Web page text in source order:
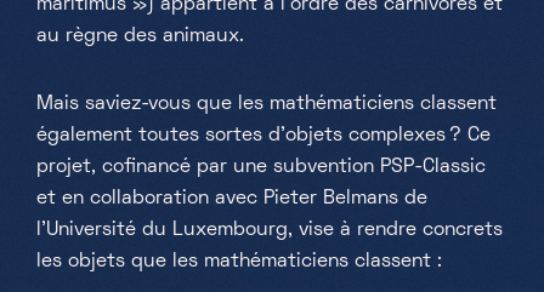
Samedi, Dimanche & jours fériés
10h-18h
maritimus ») appartient à l'ordre des carnivores et
au règne des animaux.
Mais saviez-vous que les mathématiciens classent
également toutes sortes d'objets complexes ? Ce
projet, cofinancé par une subvention PSP-Classic
et en collaboration avec Pieter Belmans de
l'Université du Luxembourg, vise à rendre concrets
les objets que les mathématiciens classent :